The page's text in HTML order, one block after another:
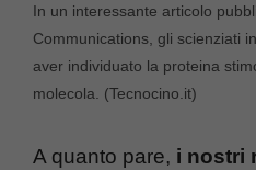
In un interessante articolo
Communications, gli scienziati
aver individuato la proteina
molecola. (Tecnocino.it)
A quanto pare, i nostri